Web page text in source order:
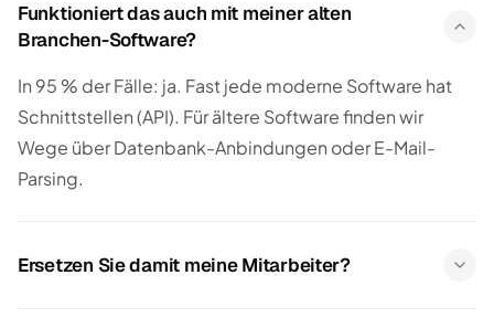
Funktioniert das auch mit meiner alten
Branchen-Software?
In 95 % der Fälle: ja. Fast jede moderne Software hat
Schnittstellen (API). Für ältere Software finden wir
Wege über Datenbank-Anbindungen oder E-Mail-
Parsing.
Ersetzen Sie damit meine Mitarbeiter?